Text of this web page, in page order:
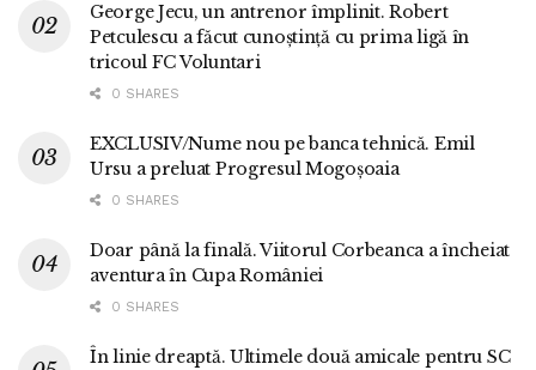
George Jecu, un antrenor împlinit. Robert
Petculescu a făcut cunoștință cu prima ligă în
tricoul FC Voluntari
0 SHARES
EXCLUSIV/Nume nou pe banca tehnică. Emil
Ursu a preluat Progresul Mogoșoaia
0 SHARES
Doar până la finală. Viitorul Corbeanca a încheiat
aventura în Cupa României
0 SHARES
În linie dreaptă. Ultimele două amicale pentru SC